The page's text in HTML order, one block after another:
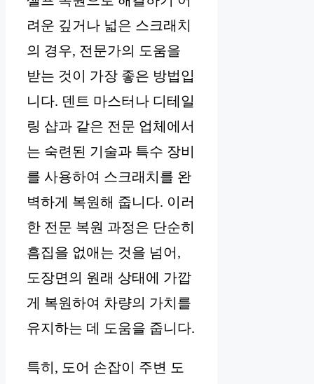
려운 깊거나 넓은 스크래치
의 경우, 전문가의 도움을
받는 것이 가장 좋은 방법입
니다. 덴트 마스터나 디테일
링 샵과 같은 전문 업체에서
는 숙련된 기술과 특수 장비
를 사용하여 스크래치를 완
벽하게 복원해 줍니다. 이러
한 전문 복원 과정은 단순히
흠집을 없애는 것을 넘어,
도장면의 원래 상태에 가깝
게 복원하여 차량의 가치를
유지하는 데 도움을 줍니다.
특히, 도어 손잡이 주변 도